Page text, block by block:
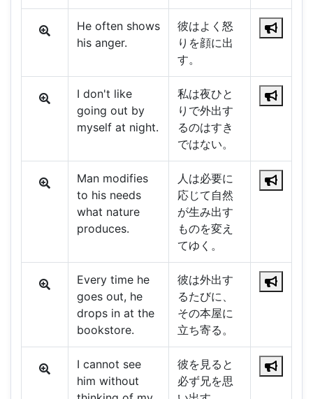
He often shows
his anger.
彼はよく怒
りを顔に出
す。
I don't like
going out by
myself at night.
私は夜ひと
りで外出す
るのはすき
ではない。
Man modifies
to his needs
what nature
produces.
人は必要に
応じて自然
が生み出す
ものを変え
てゆく。
Every time he
goes out, he
drops in at the
bookstore.
彼は外出す
るたびに、
その本屋に
立ち寄る。
I cannot see
him without
彼を見ると
必ず兄を思